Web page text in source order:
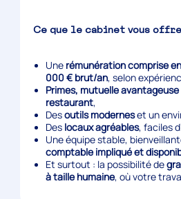
Ce que le cabinet vous offre
Une rémunération comprise
000 € brut/an, selon
Primes, mutuelle
restaurant,
Desoutils moderneset un
Des locaux agréables, faciles
Une équipe stable,
comptable impliqué et
Et surtout : la possibilité de
à taille humaine, où votre